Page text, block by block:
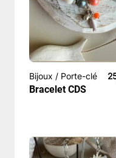
Bijoux / Porte-clé
Bracelet CDS